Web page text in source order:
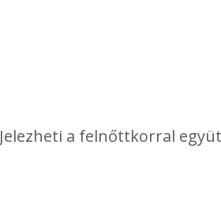
Jelezheti a felnőttkorral